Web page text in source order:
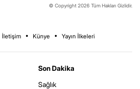
© Copyright 2026 Tüm Hakları Gizlidir.
İletişim Künye Yayın İlkeleri
Son Dakika
Sağlık